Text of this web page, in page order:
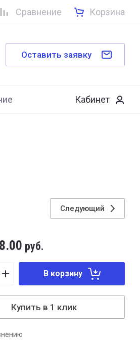
Сравнение Корзина
Оставить заявку
Кабинет
Следующий
руб.
В корзину
Купить в 1 клик